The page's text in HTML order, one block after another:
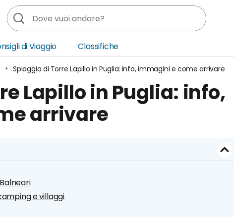
Asia
America Centrale
Medio Oriente
di Viaggio Classifiche
Spiaggia di Torre Lapillo in Puglia: info, immagini e come arrivare
Lapillo in Puglia: info,
arrivare
e villaggi